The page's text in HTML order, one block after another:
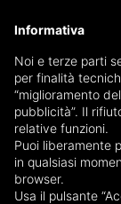
Case in
Scegli il comune
provincia di
Informativa
Noi e terze parti
per finalità
“miglioramento
pubblicità”. Il
relative funzioni.
Puoi liberamente
in qualsiasi
browser.
Usa il pulsante